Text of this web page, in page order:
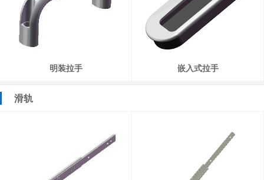
明装拉手 嵌入式拉手
滑轨